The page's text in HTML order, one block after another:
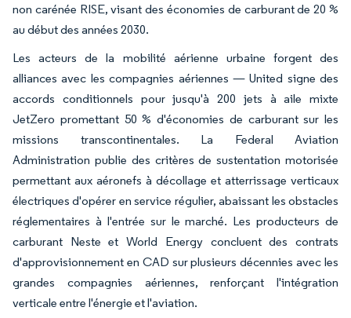
non carénée RISE, visant des économies de carburant de 20 %
au début des années 2030.
Les acteurs de la mobilité aérienne urbaine forgent des
alliances avec les compagnies aériennes — United signe des
accords conditionnels pour jusqu'à 200 jets à aile mixte
JetZero promettant 50 % d'économies de carburant sur les
missions transcontinentales. La Federal Aviation
Administration publie des critères de sustentation motorisée
permettant aux aéronefs à décollage et atterrissage verticaux
électriques d'opérer en service régulier, abaissant les obstacles
réglementaires à l'entrée sur le marché. Les producteurs de
carburant Neste et World Energy concluent des contrats
d'approvisionnement en CAD sur plusieurs décennies avec les
grandes compagnies aériennes, renforçant l'intégration
verticale entre l'énergie et l'aviation.